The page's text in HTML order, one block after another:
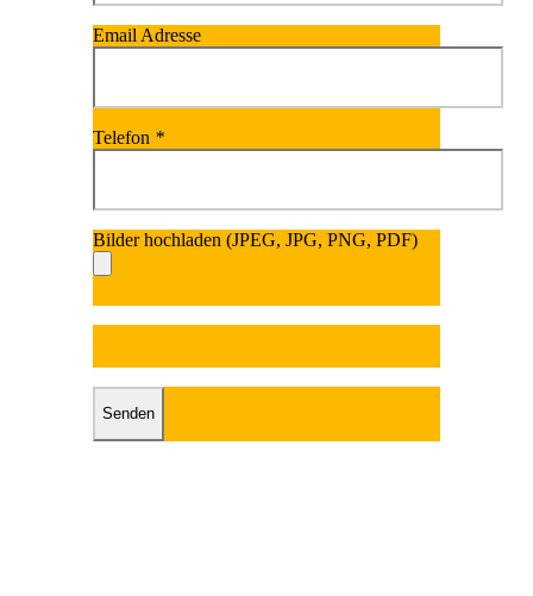
Email Adresse
Telefon *
Bilder hochladen (JPEG, JPG, PNG, PDF)
Bitte lasse dieses Feld leer.